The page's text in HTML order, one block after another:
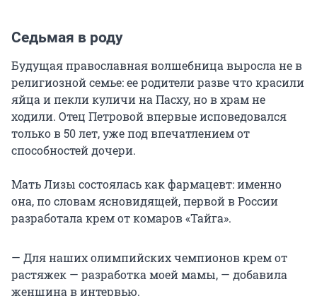
Седьмая в роду
Будущая православная волшебница выросла не в
религиозной семье: ее родители разве что красили
яйца и пекли куличи на Пасху, но в храм не
ходили. Отец Петровой впервые исповедовался
только в 50 лет, уже под впечатлением от
способностей дочери.
Мать Лизы состоялась как фармацевт: именно
она, по словам ясновидящей, первой в России
разработала крем от комаров «Тайга».
— Для наших олимпийских чемпионов крем от
растяжек — разработка моей мамы, — добавила
женщина в интервью.